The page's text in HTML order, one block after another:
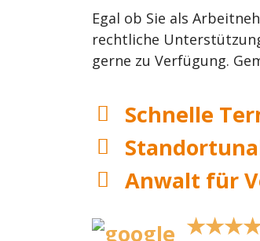
Egal ob Sie als
rechtliche
gerne zu Verfügung.
Schnelle
Anwalt für